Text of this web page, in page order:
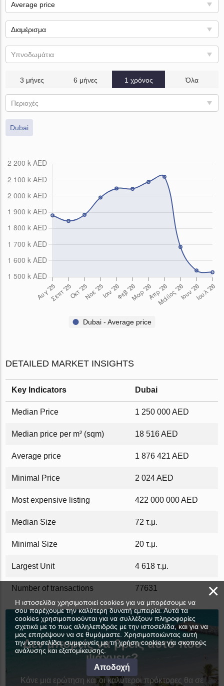
Average price
Διαμέρισμα
Υπνοδωμάτια
3 μήνες 6 μήνες 1 χρόνος Όλα
Περιοχές
Dubai
Dubai - Average price
DETAILED MARKET INSIGHTS
Key Indicators Dubai
Median Price 1 250 000 AED
Median price per m² (sqm) 18 516 AED
Average price 1 876 421 AED
Minimal Price 2 024 AED
Most expensive listing 422 000 000 AED
Median Size 72 τ.μ.
Minimal Size 20 τ.μ.
Largest Unit 4 618 τ.μ.
Number of transactions 77631
Δεν μπορείς να βρεις αυτό που
ψάχνεις?
Κάνε μια ερώτηση και οι καλύτεροι πράκτορες θα σε
×
Η ιστοσελίδα χρησιμοποιεί cookies για να μπορέσουμε να
σου παρέχουμε την καλύτερη δυνατή εμπειρία. Αυτά τα
cookies χρησιμοποιούνται για να συλλέξουν πληροφορίες
σχετικά με το πως αλληλεπιδράς με την ιστοσελίδα, και για να
μας επιτρέψουν να σε θυμόμαστε. Χρησιμοποιώντας αυτή
την ιστοσελίδα, συμφωνείς με τη χρήση cookies για σκοπούς
ανάλυσης και εξατομίκευσης.
Αποδοχή